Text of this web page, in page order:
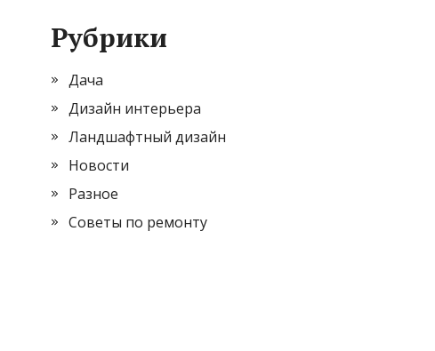
Рубрики
Дача
Дизайн интерьера
Ландшафтный дизайн
Новости
Разное
Советы по ремонту